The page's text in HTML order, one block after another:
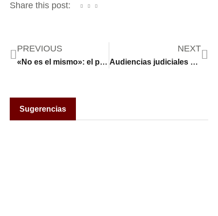
Share this post:
PREVIOUS
«No es el mismo»: el padre de Liam Conejo Ramos dice que el niño de 5 años sigue sufriendo
NEXT
Audiencias judiciales el martes y miércoles en una demanda que alega que agentes del ICE
Sugerencias